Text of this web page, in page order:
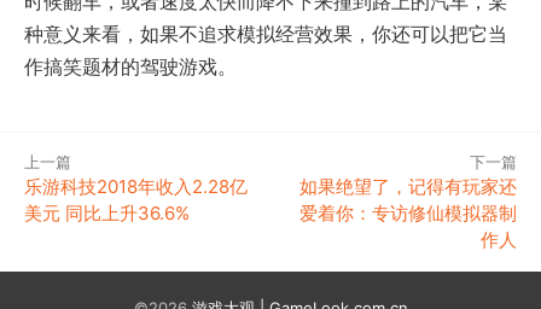
种意义来看，如果不追求模拟经营效果，你还可以把它当
作搞笑题材的驾驶游戏。
上一篇
乐游科技2018年收入2.28亿
美元 同比上升36.6%
下一篇
如果绝望了，记得有玩家还
爱着你：专访修仙模拟器制
作人